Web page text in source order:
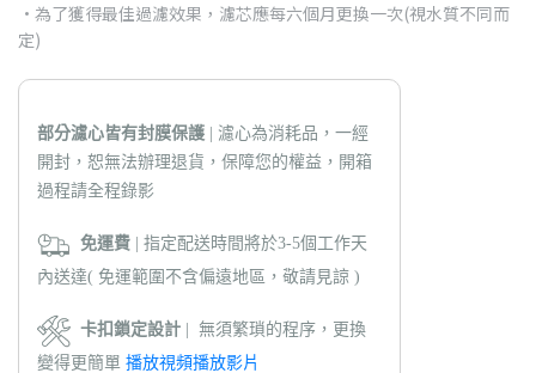
•為了獲得最佳過濾效果，濾芯應每六個月更換一次(視水質不同而
定)
部分濾心皆有封膜保護 | 濾心為消耗品，一經
開封，恕無法辦理退貨，保障您的權益，開箱
過程請全程錄影
免運費 | 指定配送時間將於3-5個工作天
內送達( 免運範圍不含偏遠地區，敬請見諒 )
卡扣鎖定設計 | 無須繁瑣的程序，更換
變得更簡單 播放視頻播放影片